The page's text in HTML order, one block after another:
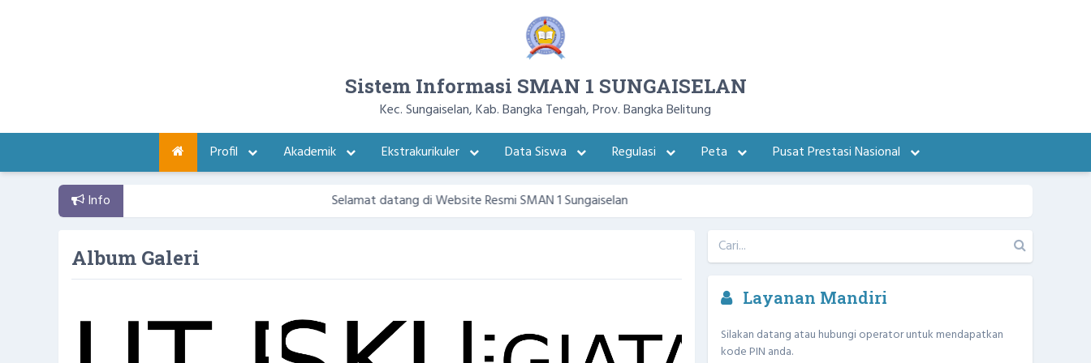
Sistem Informasi SMAN 1 SUNGAISELAN
Kec. Sungaiselan, Kab. Bangka Tengah, Prov. Bangka Belitung
Profil
Akademik Ekstrakurikuler Data Siswa Regulasi Peta Pusat Prestasi Nasional
Info Selamat datang di Website Resmi SMAN 1 Sungaiselan
Album Galeri
Layanan Mandiri
Silakan datang atau hubungi operator untuk mendapatkan
kode PIN anda.